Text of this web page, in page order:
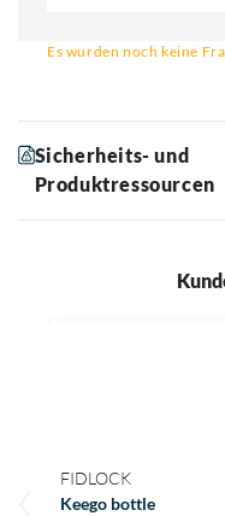
Es wurden noch keine
Sicherheits- und
Produktressourcen
FIDLOCK
Keego bottle